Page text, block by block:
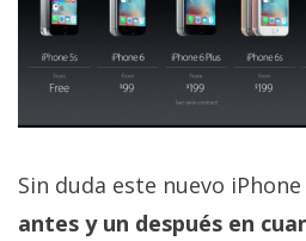
Sin duda este nuevo iPhone
antes y un después en